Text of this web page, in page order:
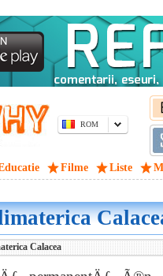
ROM
Filme Liste
Calacea